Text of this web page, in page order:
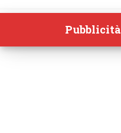
Pubblicità